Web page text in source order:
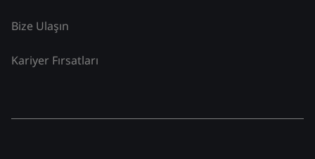
Bize Ulaşın
Kariyer Fırsatları